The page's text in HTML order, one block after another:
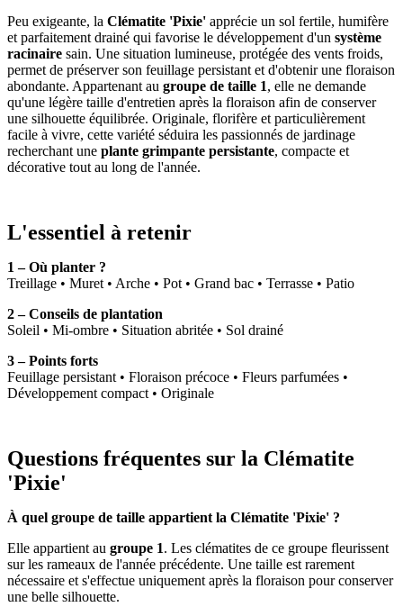
Peu exigeante, la Clématite 'Pixie' apprécie un sol fertile, humifère
et parfaitement drainé qui favorise le développement d'un système
racinaire sain. Une situation lumineuse, protégée des vents froids,
permet de préserver son feuillage persistant et d'obtenir une floraison
abondante. Appartenant au groupe de taille 1, elle ne demande
qu'une légère taille d'entretien après la floraison afin de conserver
une silhouette équilibrée. Originale, florifère et particulièrement
facile à vivre, cette variété séduira les passionnés de jardinage
recherchant une plante grimpante persistante, compacte et
décorative tout au long de l'année.
L'essentiel à retenir
1 – Où planter ?
Treillage • Muret • Arche • Pot • Grand bac • Terrasse • Patio
2 – Conseils de plantation
Soleil • Mi-ombre • Situation abritée • Sol drainé
3 – Points forts
Feuillage persistant • Floraison précoce • Fleurs parfumées •
Développement compact • Originale
Questions fréquentes sur la Clématite
'Pixie'
À quel groupe de taille appartient la Clématite 'Pixie' ?
Elle appartient au groupe 1. Les clématites de ce groupe fleurissent
sur les rameaux de l'année précédente. Une taille est rarement
nécessaire et s'effectue uniquement après la floraison pour conserver
une belle silhouette.